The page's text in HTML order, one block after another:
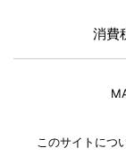
消費
このサイトにつ